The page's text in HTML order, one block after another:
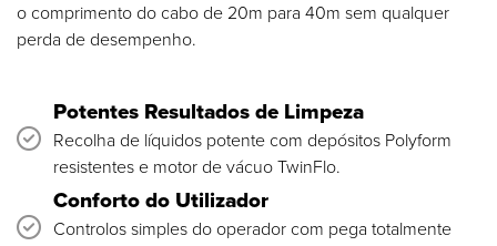
o comprimento do cabo de 20m para 40m sem qualquer
perda de desempenho.
Potentes Resultados de Limpeza
Recolha de líquidos potente com depósitos Polyform
resistentes e motor de vácuo TwinFlo.
Conforto do Utilizador
Controlos simples do operador com pega totalmente